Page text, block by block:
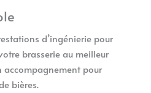
d’ingénierie pour
brasserie au meilleur
accompagnement pour
bières.